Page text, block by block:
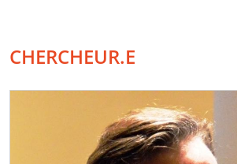
CHERCHEUR.E